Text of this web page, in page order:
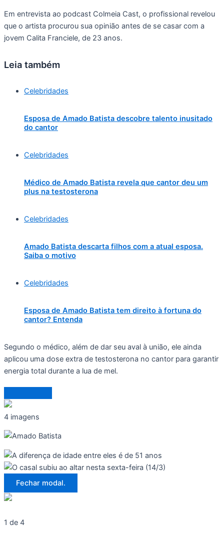
Em entrevista ao podcast Colmeia Cast, o profissional revelou
que o artista procurou sua opinião antes de se casar com a
jovem Calita Franciele, de 23 anos.
Leia também
Celebridades
Esposa de Amado Batista descobre talento inusitado
do cantor
Celebridades
Médico de Amado Batista revela que cantor deu um
plus na testosterona
Celebridades
Amado Batista descarta filhos com a atual esposa.
Saiba o motivo
Celebridades
Esposa de Amado Batista tem direito à fortuna do
cantor? Entenda
Segundo o médico, além de dar seu aval à união, ele ainda
aplicou uma dose extra de testosterona no cantor para garantir
energia total durante a lua de mel.
4 imagens
Fechar modal.
1 de 4